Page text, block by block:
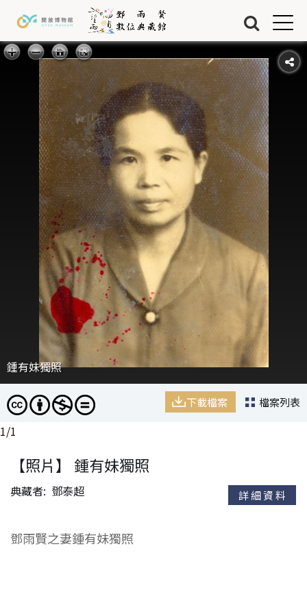
藏品
關於我們
Jump to Navigation
Jump to Main content
鍾有妹獨照
下載檔案 檔案列表
1/1
【照片】 鍾有妹獨照
典藏者 鄧泰超 詳細資料
鄧雨賢之妻鍾有妹獨照